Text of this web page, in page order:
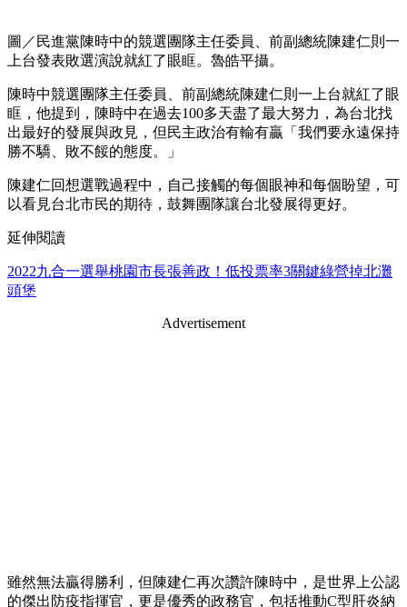
圖／民進黨陳時中的競選團隊主任委員、前副總統陳建仁則一
上台發表敗選演說就紅了眼眶。魯皓平攝。
陳時中競選團隊主任委員、前副總統陳建仁則一上台就紅了眼
眶，他提到，陳時中在過去100多天盡了最大努力，為台北找
出最好的發展與政見，但民主政治有輸有贏「我們要永遠保持
勝不驕、敗不餒的態度。」
陳建仁回想選戰過程中，自己接觸的每個眼神和每個盼望，可
以看見台北市民的期待，鼓舞團隊讓台北發展得更好。
延伸閱讀
2022九合一選舉桃園市長張善政！低投票率3關鍵綠營掉北灘
頭堡
Advertisement
雖然無法贏得勝利，但陳建仁再次讚許陳時中，是世界上公認
的傑出防疫指揮官，更是優秀的政務官，包括推動C型肝炎納